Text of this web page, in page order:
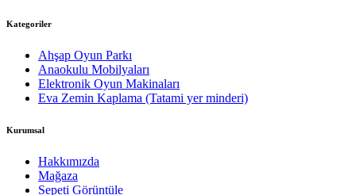
Kategoriler
Ahşap Oyun Parkı
Anaokulu Mobilyaları
Elektronik Oyun Makinaları
Eva Zemin Kaplama (Tatami yer minderi)
Kurumsal
Hakkımızda
Mağaza
Sepeti Görüntüle